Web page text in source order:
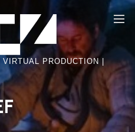
BASE2
VIDEO
FACTORY
PRODUCTION |